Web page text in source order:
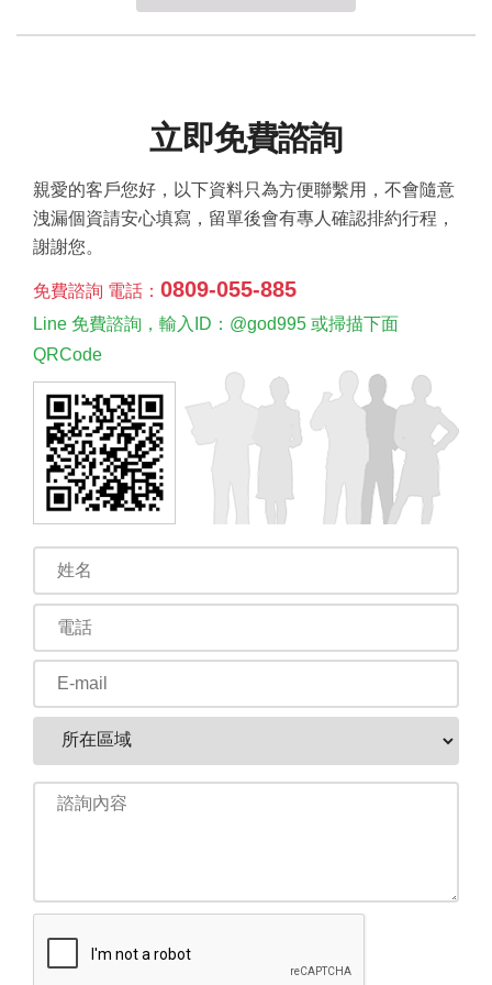
立即免費諮詢
親愛的客戶您好，以下資料只為方便聯繫用，不會隨意
洩漏個資請安心填寫，留單後會有專人確認排約行程，
謝謝您。
免費諮詢 電話： 0809-055-885
Line 免費諮詢，輸入ID：@god995 或掃描下面
QRCode